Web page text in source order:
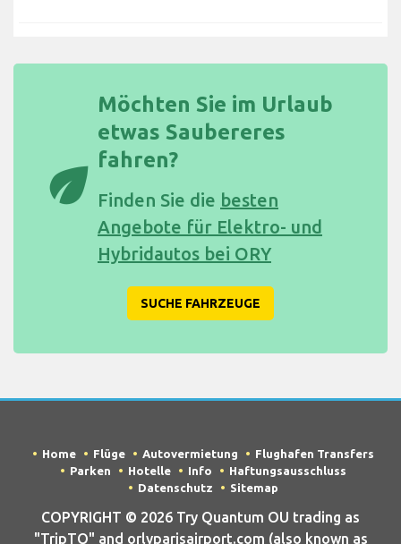
eco
Möchten Sie im Urlaub
etwas Saubereres
fahren?
Finden Sie die besten
Angebote für Elektro- und
Hybridautos bei ORY
SUCHE FAHRZEUGE
Home Flüge Autovermietung
Flughafen Transfers
Parken
Hotelle Info
Haftungsausschluss
Datenschutz
Sitemap
COPYRIGHT © 2026 Try Quantum OU trading as
"TripTQ" and orlyparisairport.com (also known as